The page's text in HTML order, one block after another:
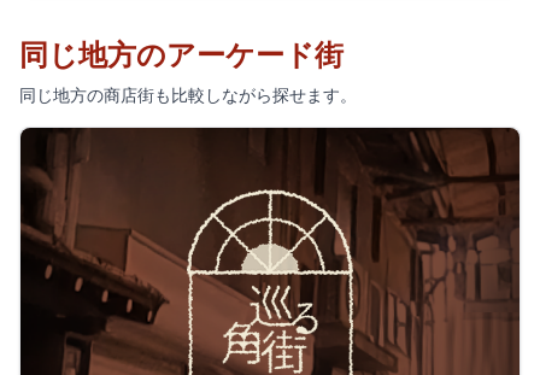
同じ地方のアーケード街
同じ地方の商店街も比較しながら探せます。